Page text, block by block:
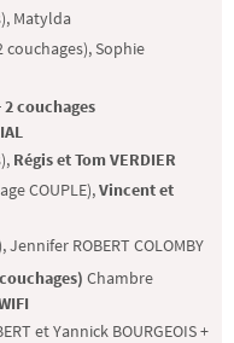
Matylda
Sophie
couchages
Régis et Tom VERDIER
COUPLE),Vincent et
Jennifer ROBERT COLOMBY
Chambre
et Yannick BOURGEOIS+